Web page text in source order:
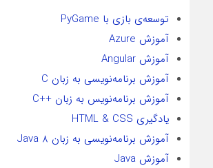
توسعه‌ی بازی با PyGame
آموزش Azure
آموزش Angular
آموزش برنامه‌نویسی به زبان C
آموزش برنامه‌نویس به زبان ++C
یادگیری HTML & CSS
آموزش برنامه‌نویسی به زبان Java 8
آموزش Java